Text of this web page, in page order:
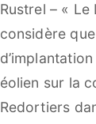
Rustrel – « Le
considère
d’implantation
éolien sur la
Redortiers